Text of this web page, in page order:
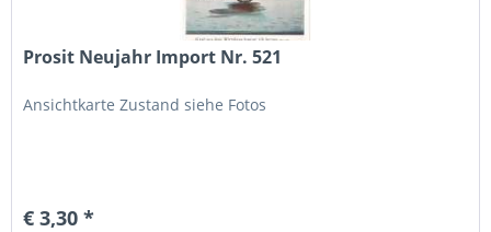
Prosit Neujahr Import Nr. 521
Ansichtkarte Zustand siehe Fotos
€ 3,30 *